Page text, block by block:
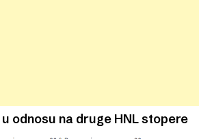
odnosu na druge HNL stopere